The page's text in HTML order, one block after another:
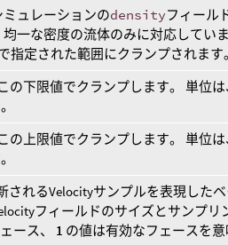
ュレーションのdensityフィール
一な密度の流体のみに対応してい
指定された範囲にクランプされます。
の下限値でクランプします。 単位は
の上限値でクランプします。 単位は
されるVelocityサンプルを表現した
フィールドのサイズとサンプリ
ース、 1 の値は有効なフェースを意